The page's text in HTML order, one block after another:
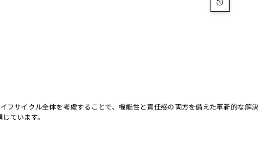
フサイクル全体を考慮することで、機能性と責任感の両方を備えた革新的な解決
ています。